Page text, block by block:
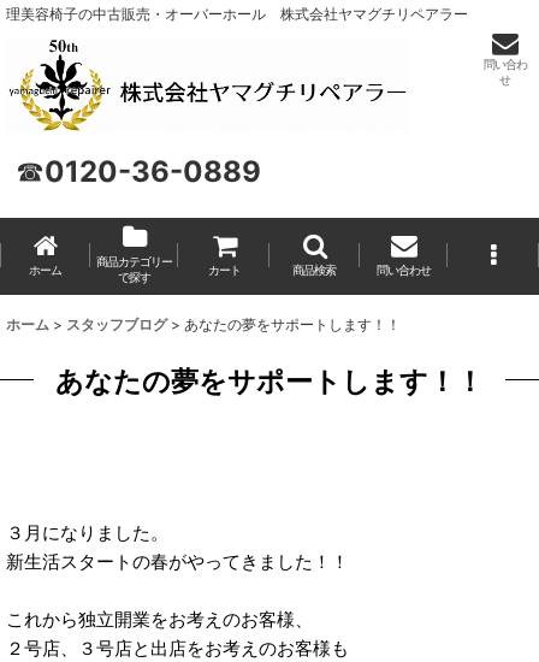
理美容椅子の中古販売・オーバーホール 株式会社ヤマグチリペアラー
☎0120-36-0889
問い合わ
せ
ホーム
商品カテゴリー
で探す
カート 商品検索 問い合わせ
ホーム > スタッフブログ > あなたの夢をサポートします！！
あなたの夢をサポートします！！
３月になりました。
新生活スタートの春がやってきました！！
これから独立開業をお考えのお客様、
２号店、３号店と出店をお考えのお客様も